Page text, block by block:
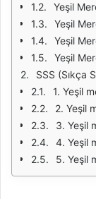
Yeşil
Yeşil
Yeşil
Yeşil
SSS (Sıkça
1. Yeşil
2. Yeşil
3. Yeşil
4. Yeşil
5. Yeşil